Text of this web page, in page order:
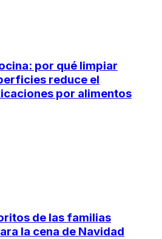
por qué limpiar
reduce el
por alimentos
de las familias
la cena de Navidad